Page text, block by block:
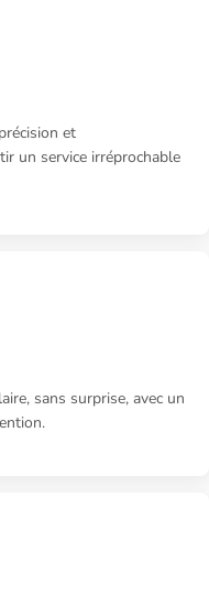
et
un service irréprochable
sans surprise, avec un